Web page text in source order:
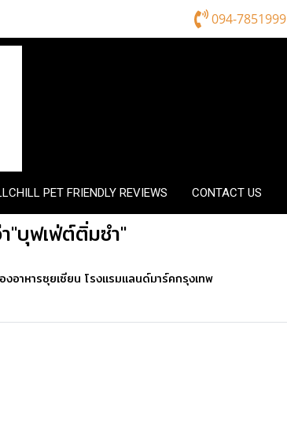
094-7851999
PET FRIENDLY REVIEWS CONTACT US
"บุฟเฟ่ต์ติ่มซำ"
าหารซุยเซียน โรงแรมแลนด์มาร์คกรุงเทพ